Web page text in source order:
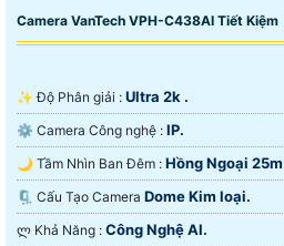
Camera VanTech VPH-C438AI Tiết Kiệm
✨ Độ Phân giải : Ultra 2k .
⚙ Camera Công nghệ : IP.
🌙 Tầm Nhìn Ban Đêm : Hồng Ngoại
🗜️ Cấu Tạo Camera Dome Kim loại.
️ლ Khả Năng : Công Nghệ AI.